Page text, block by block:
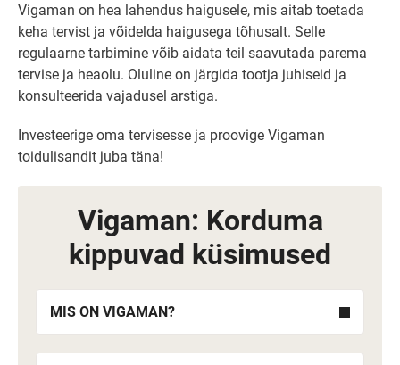
Vigaman on hea lahendus haigusele, mis aitab toetada
keha tervist ja võidelda haigusega tõhusalt. Selle
regulaarne tarbimine võib aidata teil saavutada parema
tervise ja heaolu. Oluline on järgida tootja juhiseid ja
konsulteerida vajadusel arstiga.
Investeerige oma tervisesse ja proovige Vigaman
toidulisandit juba täna!
Vigaman: Korduma
kippuvad küsimused
MIS ON VIGAMAN?